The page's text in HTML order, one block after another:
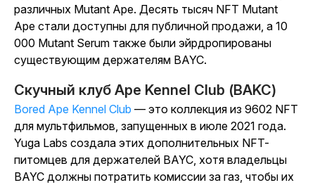
различных Mutant Ape. Десять тысяч NFT Mutant
Ape стали доступны для публичной продажи, а 10
000 Mutant Serum также были эйрдропированы
существующим держателям BAYC.
Скучный клуб Ape Kennel Club (BAKC)
Bored Ape Kennel Club — это коллекция из 9602 NFT
для мультфильмов, запущенных в июле 2021 года.
Yuga Labs создала этих дополнительных NFT-
питомцев для держателей BAYC, хотя владельцы
BAYC должны потратить комиссии за газ, чтобы их